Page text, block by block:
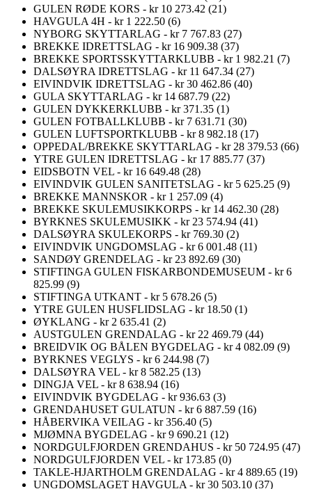
GULEN RØDE KORS - kr 10 273.42 (21)
HAVGULA 4H - kr 1 222.50 (6)
NYBORG SKYTTARLAG - kr 7 767.83 (27)
BREKKE IDRETTSLAG - kr 16 909.38 (37)
BREKKE SPORTSSKYTTARKLUBB - kr 1 982.21 (7)
DALSØYRA IDRETTSLAG - kr 11 647.34 (27)
EIVINDVIK IDRETTSLAG - kr 30 462.86 (40)
GULA SKYTTARLAG - kr 14 687.79 (22)
GULEN DYKKERKLUBB - kr 371.35 (1)
GULEN FOTBALLKLUBB - kr 7 631.71 (30)
GULEN LUFTSPORTKLUBB - kr 8 982.18 (17)
OPPEDAL/BREKKE SKYTTARLAG - kr 28 379.53 (66)
YTRE GULEN IDRETTSLAG - kr 17 885.77 (37)
EIDSBOTN VEL - kr 16 649.48 (28)
EIVINDVIK GULEN SANITETSLAG - kr 5 625.25 (9)
BREKKE MANNSKOR - kr 1 257.09 (4)
BREKKE SKULEMUSIKKORPS - kr 14 462.30 (28)
BYRKNES SKULEMUSIKK - kr 23 574.94 (41)
DALSØYRA SKULEKORPS - kr 769.30 (2)
EIVINDVIK UNGDOMSLAG - kr 6 001.48 (11)
SANDØY GRENDELAG - kr 23 892.69 (30)
STIFTINGA GULEN FISKARBONDEMUSEUM - kr 6
825.99 (9)
STIFTINGA UTKANT - kr 5 678.26 (5)
YTRE GULEN HUSFLIDSLAG - kr 18.50 (1)
ØYKLANG - kr 2 635.41 (2)
AUSTGULEN GRENDALAG - kr 22 469.79 (44)
BREIDVIK OG BÅLEN BYGDELAG - kr 4 082.09 (9)
BYRKNES VEGLYS - kr 6 244.98 (7)
DALSØYRA VEL - kr 8 582.25 (13)
DINGJA VEL - kr 8 638.94 (16)
EIVINDVIK BYGDELAG - kr 936.63 (3)
GRENDAHUSET GULATUN - kr 6 887.59 (16)
HÅBERVIKA VEILAG - kr 356.40 (5)
MJØMNA BYGDELAG - kr 9 690.21 (12)
NORDGULFJORDEN GRENDAHUS - kr 50 724.95 (47)
NORDGULFJORDEN VEL - kr 173.85 (0)
TAKLE-HJARTHOLM GRENDALAG - kr 4 889.65 (19)
UNGDOMSLAGET HAVGULA - kr 30 503.10 (37)